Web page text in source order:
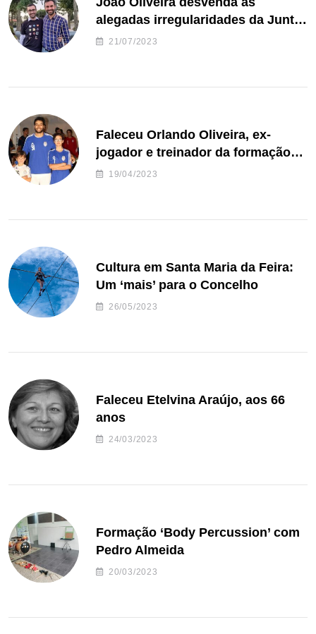
alegadas irregularidades da Junta
de Freguesia S. João de Ver
21/07/2023
Faleceu Orlando Oliveira, ex-
jogador e treinador da formação
de andebol do Feirense
19/04/2023
Cultura em Santa Maria da Feira:
Um ‘mais’ para o Concelho
26/05/2023
Faleceu Etelvina Araújo, aos 66
anos
24/03/2023
Formação ‘Body Percussion’ com
Pedro Almeida
20/03/2023